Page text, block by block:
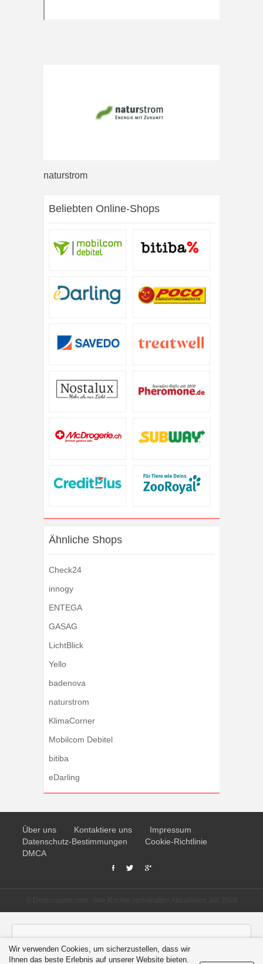
naturstrom
Beliebten Online-Shops
Ähnliche Shops
Check24
innogy
ENTEGA
GASAG
LichtBlick
Yello
badenova
naturstrom
KlimaCorner
Mobilcom Debitel
bitiba
eDarling
Über uns Kontaktiere uns
Impressum
Datenschutz-Bestimmungen
Cookie-Richtlinie
DMCA
Wir verwenden Cookies, um sicherzustellen, dass wir
Ihnen das beste Erlebnis auf unserer Website bieten.